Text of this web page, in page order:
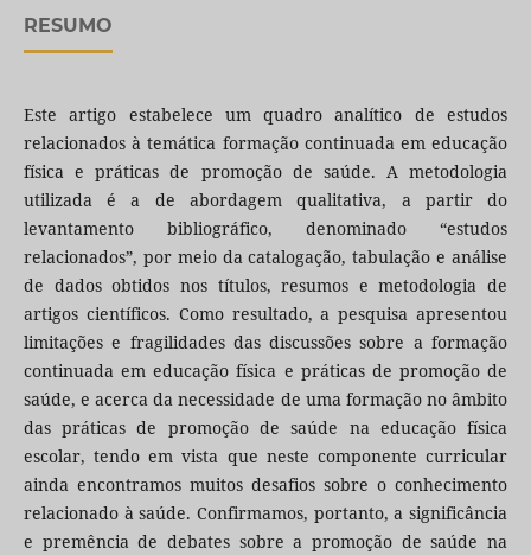
RESUMO
Este artigo estabelece um quadro analítico de estudos
relacionados à temática formação continuada em educação
física e práticas de promoção de saúde. A metodologia
utilizada é a de abordagem qualitativa, a partir do
levantamento bibliográfico, denominado “estudos
relacionados”, por meio da catalogação, tabulação e análise
de dados obtidos nos títulos, resumos e metodologia de
artigos científicos. Como resultado, a pesquisa apresentou
limitações e fragilidades das discussões sobre a formação
continuada em educação física e práticas de promoção de
saúde, e acerca da necessidade de uma formação no âmbito
das práticas de promoção de saúde na educação física
escolar, tendo em vista que neste componente curricular
ainda encontramos muitos desafios sobre o conhecimento
relacionado à saúde. Confirmamos, portanto, a significância
e premência de debates sobre a promoção de saúde na